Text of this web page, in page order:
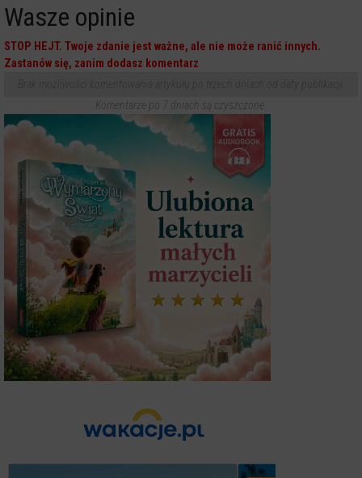
Wasze opinie
STOP HEJT. Twoje zdanie jest ważne, ale nie może ranić innych.
Zastanów się, zanim dodasz komentarz
Komentarze po 7 dniach są czyszczone.